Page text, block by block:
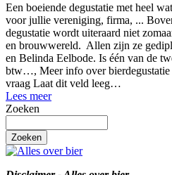
Een boeiende degustatie met heel
voor jullie vereniging, firma, ...
degustatie wordt uiteraard niet
en brouwwereld. Allen zijn ze
en Belinda Eelbode. Is één van de
btw…, Meer info over bierdegustatie
vraag Laat dit veld leeg…
Lees meer
Zoeken